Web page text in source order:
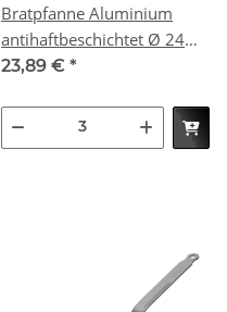
Bratpfanne Aluminium
antihaftbeschichtet Ø 24
cm
23,89 € *